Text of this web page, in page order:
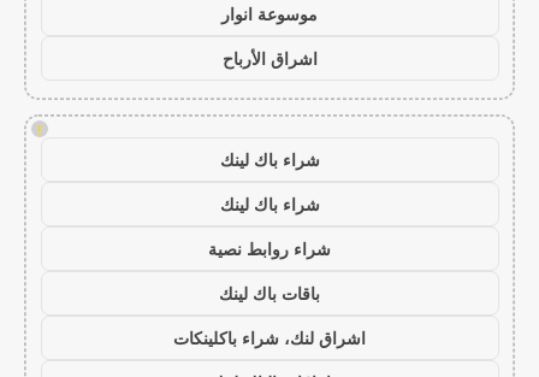
موسوعة انوار
اشراق الأرباح
!
شراء باك لينك
شراء باك لينك
شراء روابط نصية
باقات باك لينك
اشراق لنك، شراء باكلينكات